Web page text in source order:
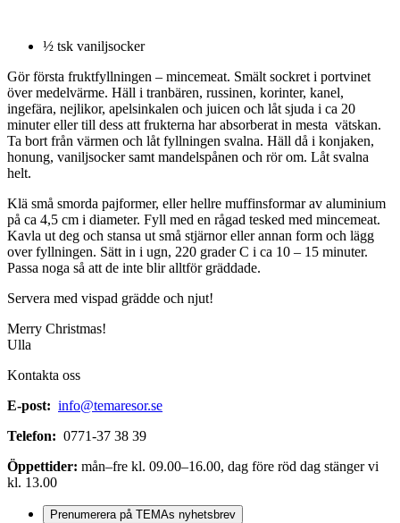
½ tsk vaniljsocker
Gör första fruktfyllningen – mincemeat. Smält sockret i portvinet
över medelvärme. Häll i tranbären, russinen, korinter, kanel,
ingefära, nejlikor, apelsinkalen och juicen och låt sjuda i ca 20
minuter eller till dess att frukterna har absorberat in mesta vätskan.
Ta bort från värmen och låt fyllningen svalna. Häll då i konjaken,
honung, vaniljsocker samt mandelspånen och rör om. Låt svalna
helt.
Klä små smorda pajformer, eller hellre muffinsformar av aluminium
på ca 4,5 cm i diameter. Fyll med en rågad tesked med mincemeat.
Kavla ut deg och stansa ut små stjärnor eller annan form och lägg
over fyllningen. Sätt in i ugn, 220 grader C i ca 10 – 15 minuter.
Passa noga så att de inte blir alltför gräddade.
Servera med vispad grädde och njut!
Merry Christmas!
Ulla
Kontakta oss
E-post: info@temaresor.se
Telefon: 0771-37 38 39
Öppettider: mån–fre kl. 09.00–16.00, dag före röd dag stänger vi
kl. 13.00
Prenumerera på TEMAs nyhetsbrev